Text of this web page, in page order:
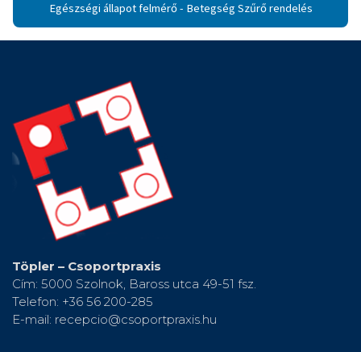
Egészségi állapot felmérő - Betegség Szűrő rendelés
Töpler – Csoportpraxis
Cím: 5000 Szolnok, Baross utca 49-51 fsz.
Telefon: +36 56 200-285
E-mail: recepcio@csoportpraxis.hu